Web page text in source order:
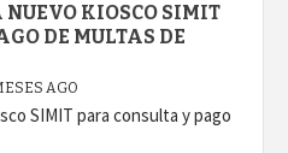
KIOSCO SIMIT
DE MULTAS DE
AGO
SIMIT para consulta y pago